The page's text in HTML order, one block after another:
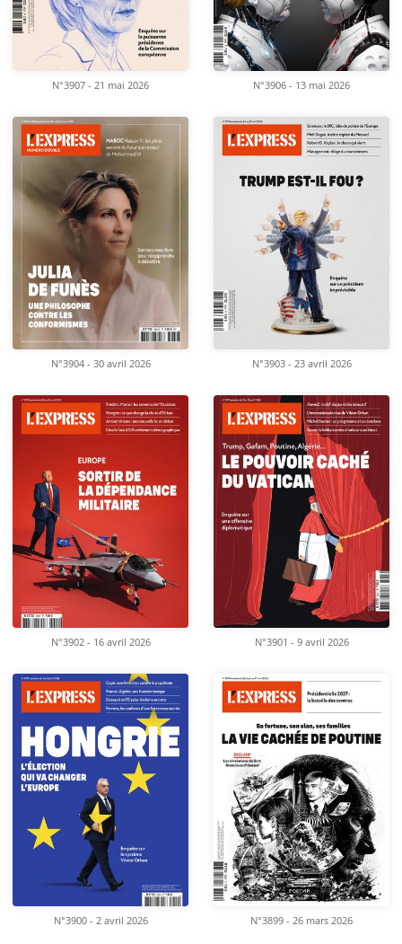
N°3907 - 21 mai 2026 N°3906 - 13 mai 2026
N°3904 - 30 avril 2026 N°3903 - 23 avril 2026
N°3902 - 16 avril 2026 N°3901 - 9 avril 2026
N°3900 - 2 avril 2026 N°3899 - 26 mars 2026